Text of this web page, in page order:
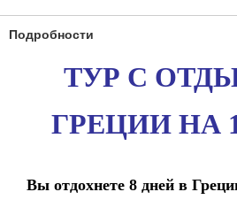
Подробности
ТУР С
ГРЕЦИИ НА
Вы отдохнете 8 дней в